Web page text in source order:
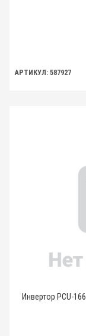
АРТИКУЛ: 587927
Инвертор PCU-166